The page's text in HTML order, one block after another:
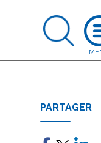
PARTAGER